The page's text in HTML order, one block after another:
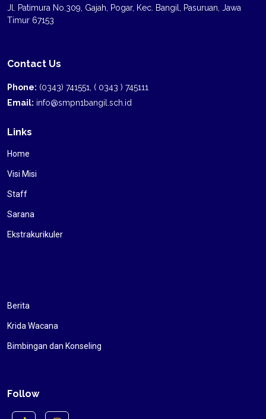
Jl. Patimura No.309, Gajah, Pogar, Kec. Bangil, Pasuruan, Jawa
Timur 67153
Contact Us
Phone: (0343) 741551, ( 0343 ) 745111
Email: info@smpn1bangil.sch.id
Links
Home
Visi Misi
Staff
Sarana
Ekstrakurikuler
Berita
Krida Wacana
Bimbingan dan Konseling
Follow